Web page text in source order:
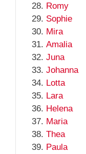
Romy
Sophie
Mira
Amalia
Juna
Johanna
Lotta
Lara
Helena
Maria
Thea
Paula